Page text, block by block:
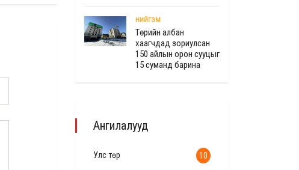
НИЙГЭМ
Төрийн албан
хаагчдад зориулсан
150 айлын орон сууцыг
15 суманд барина
Ангилалууд
Улс төр 10